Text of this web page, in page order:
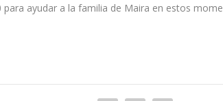
para ayudar a la familia de Maira en estos